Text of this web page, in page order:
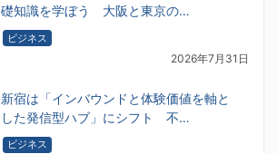
礎知識を学ぼう 大阪と東京の…
ビジネス
2026年7月31日
新宿は「インバウンドと体験価値を軸と
した発信型ハブ」にシフト 不…
ビジネス